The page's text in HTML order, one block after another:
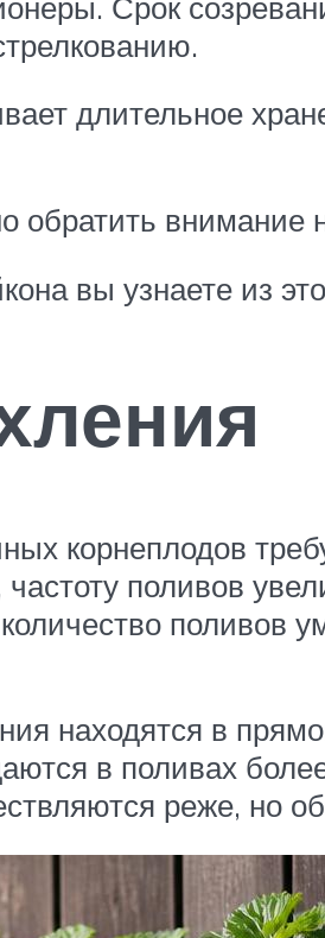
длительное
обратить внимание
вы узнаете из
корнеплодов
поливов
поливов
находятся в
в поливах
реже, но